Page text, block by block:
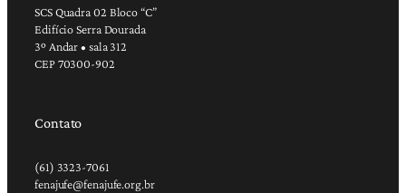
SCS Quadra 02 Bloco “C”
Edifício Serra Dourada
3º Andar • sala 312
CEP 70300-902
Contato
(61) 3323-7061
fenajufe@fenajufe.org.br